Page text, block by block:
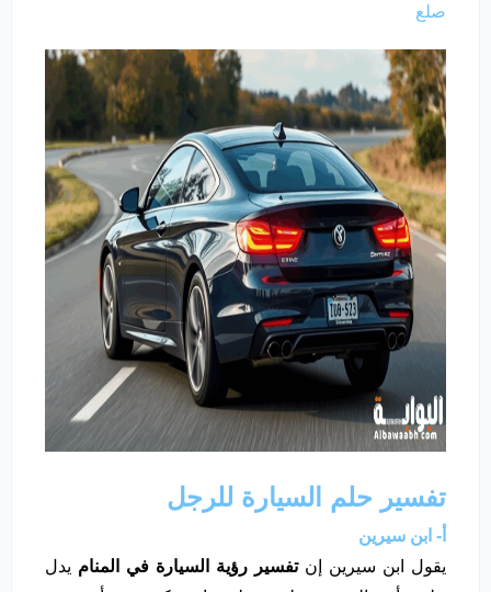
صلع
تفسير حلم السيارة للرجل
أ- ابن سيرين
يقول ابن سيرين إنتفسير رؤية السيارة في المنام يدل